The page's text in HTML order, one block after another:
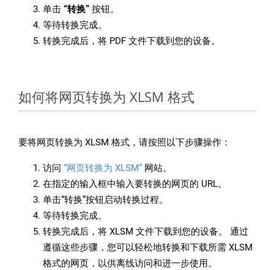
单击 “转换” 按钮。
等待转换完成。
转换完成后，将 PDF 文件下载到您的设备。
如何将网页转换为 XLSM 格式
要将网页转换为 XLSM 格式，请按照以下步骤操作：
访问 “网页转换为 XLSM” 网站。
在指定的输入框中输入要转换的网页的 URL。
单击“转换”按钮启动转换过程。
等待转换完成。
转换完成后，将 XLSM 文件下载到您的设备。 通过
遵循这些步骤，您可以轻松地转换和下载所需 XLSM
格式的网页，以供离线访问和进一步使用。